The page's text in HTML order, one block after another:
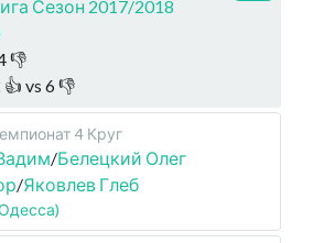
Сезон 2017/2018
👎
👍 vs 6👎
4 Круг
/Белецкий Олег
/Яковлев Глеб